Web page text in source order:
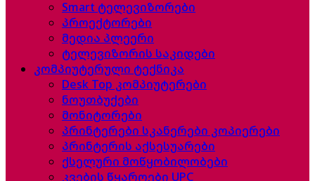
Smart ტელევიზორები
პროექტორები
მედია პლეერი
ტელევიზორის საკიდები
კომპიუტერული ტექნიკა
Desk Top კომპიუტერები
ნოუთბუქები
მონიტორები
პრინტერები სკანერები კოპიერები
პრინტერის აქსესუარები
ქსელური მოწყობილობები
კვების წყაროები UPC